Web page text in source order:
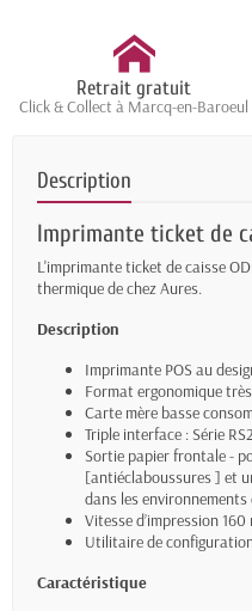
Retrait gratuit
Click & Collect à Marcq-en-Baroeul
Description
Imprimante ticket de
L'imprimante ticket de caisse
thermique de chez Aures.
Description
Imprimante POS au
Format ergonomique
Carte mère basse
Triple interface : Série
Sortie papier frontale -
[antiéclaboussures ] et
dans les environnements
Vitesse d’impression
Utilitaire de
Caractéristique